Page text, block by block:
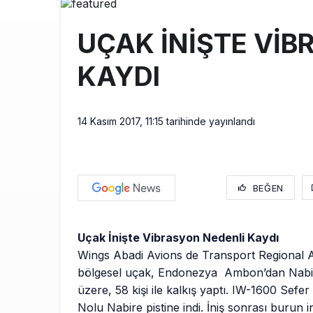
18:40
UÇAK İNİŞTE
KAYDI
14 Kasım 2017, 11:15 tarihinde yayınlandı
BEĞEN
Uçak İnişte Vibrasyon Nedenli Kaydı
Wings Abadi Avions de Transport Regional
bölgesel uçak, Endonezya Ambon’dan
üzere, 58 kişi ile kalkış yaptı. IW-1600 Sefer
Nolu Nabire pistine indi. İniş sonrası burun